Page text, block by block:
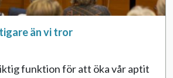
än vi tror
funktion för att öka vår aptit